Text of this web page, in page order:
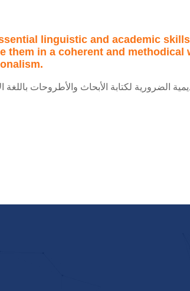
linguistic and academic
them in a coherent and methodical
الضرورية لكتابة الأبحاث والأطروحات